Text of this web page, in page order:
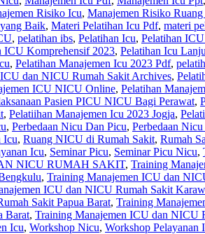
Risiko Icu, Manajemen Risiko Ruang
Baik, Materi Pelatihan Icu Pdf, materi
, pelatihan ibs, Pelatihan Icu, Pelatihan
ICU Komprehensif 2023, Pelatihan Icu
, Pelatihan Manajemen Icu 2023 Pdf,
dan NICU Rumah Sakit Archives,
ICU NICU Online, Pelatihan
Pasien PICU NICU Bagi Perawat,
, Pelatiihan Manajemen Icu 2023 Jogja,
, Perbedaan Nicu Dan Picu, Perbedaan
Icu, Ruang NICU di Rumah Sakit, Rumah
Icu, Seminar Picu, Seminar Picu Nicu,
NICU RUMAH SAKIT, Training
, Training Manajemen ICU dan
ICU dan NICU Rumah Sakit
Sakit Papua Barat, Training
Barat, Training Manajemen ICU dan NICU
Icu, Workshop Nicu, Workshop Pelayanan